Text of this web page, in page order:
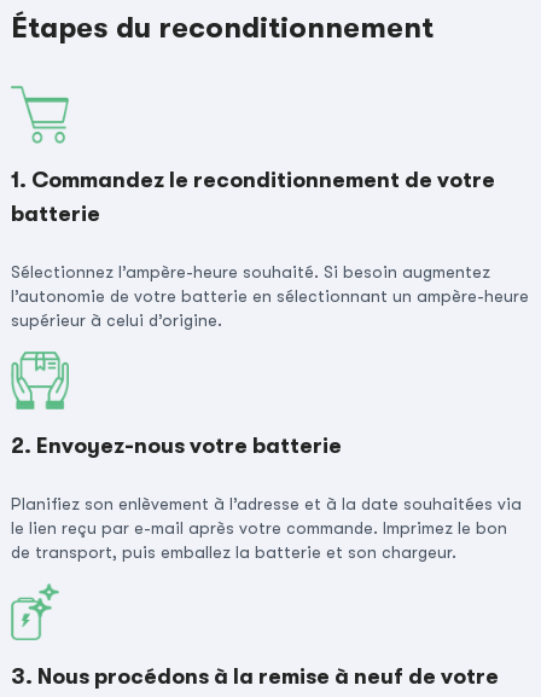
Étapes du reconditionnement
1. Commandez le reconditionnement de votre
batterie
Sélectionnez l’ampère-heure souhaité. Si besoin augmentez
l’autonomie de votre batterie en sélectionnant un ampère-heure
supérieur à celui d’origine.
2. Envoyez-nous votre batterie
Planifiez son enlèvement à l’adresse et à la date souhaitées via
le lien reçu par e-mail après votre commande. Imprimez le bon
de transport, puis emballez la batterie et son chargeur.
3. Nous procédons à la remise à neuf de votre